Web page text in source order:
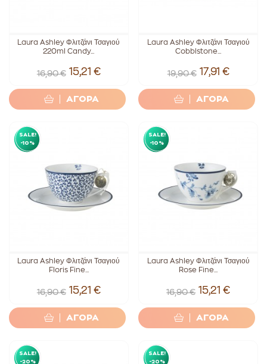
Laura Ashley Φλιτζάνι Τσαγιού
220ml Candy...
16,90 € 15,21 €
ΑΓΟΡΑ
Laura Ashley Φλιτζάνι Τσαγιού
Cobblstone...
19,90 € 17,91 €
ΑΓΟΡΑ
SALE!
-10%
Laura Ashley Φλιτζάνι Τσαγιού
Floris Fine...
16,90 € 15,21 €
ΑΓΟΡΑ
SALE!
-10%
Laura Ashley Φλιτζάνι Τσαγιού
Rose Fine...
16,90 € 15,21 €
ΑΓΟΡΑ
SALE!
-20%
SALE!
-20%